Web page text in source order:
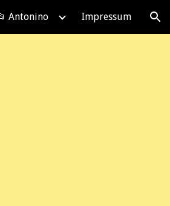
Antonino Impressum